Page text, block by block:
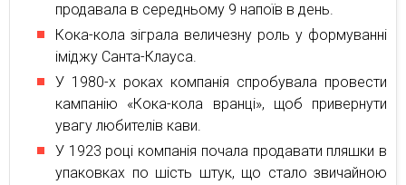
продавала в середньому 9 напоїв в день.
Кока-кола зіграла величезну роль у формуванні
іміджу Санта-Клауса.
У 1980-х роках компанія спробувала провести
кампанію «Кока-кола вранці», щоб привернути
увагу любителів кави.
У 1923 році компанія почала продавати пляшки в
упаковках по шість штук, що стало звичайною